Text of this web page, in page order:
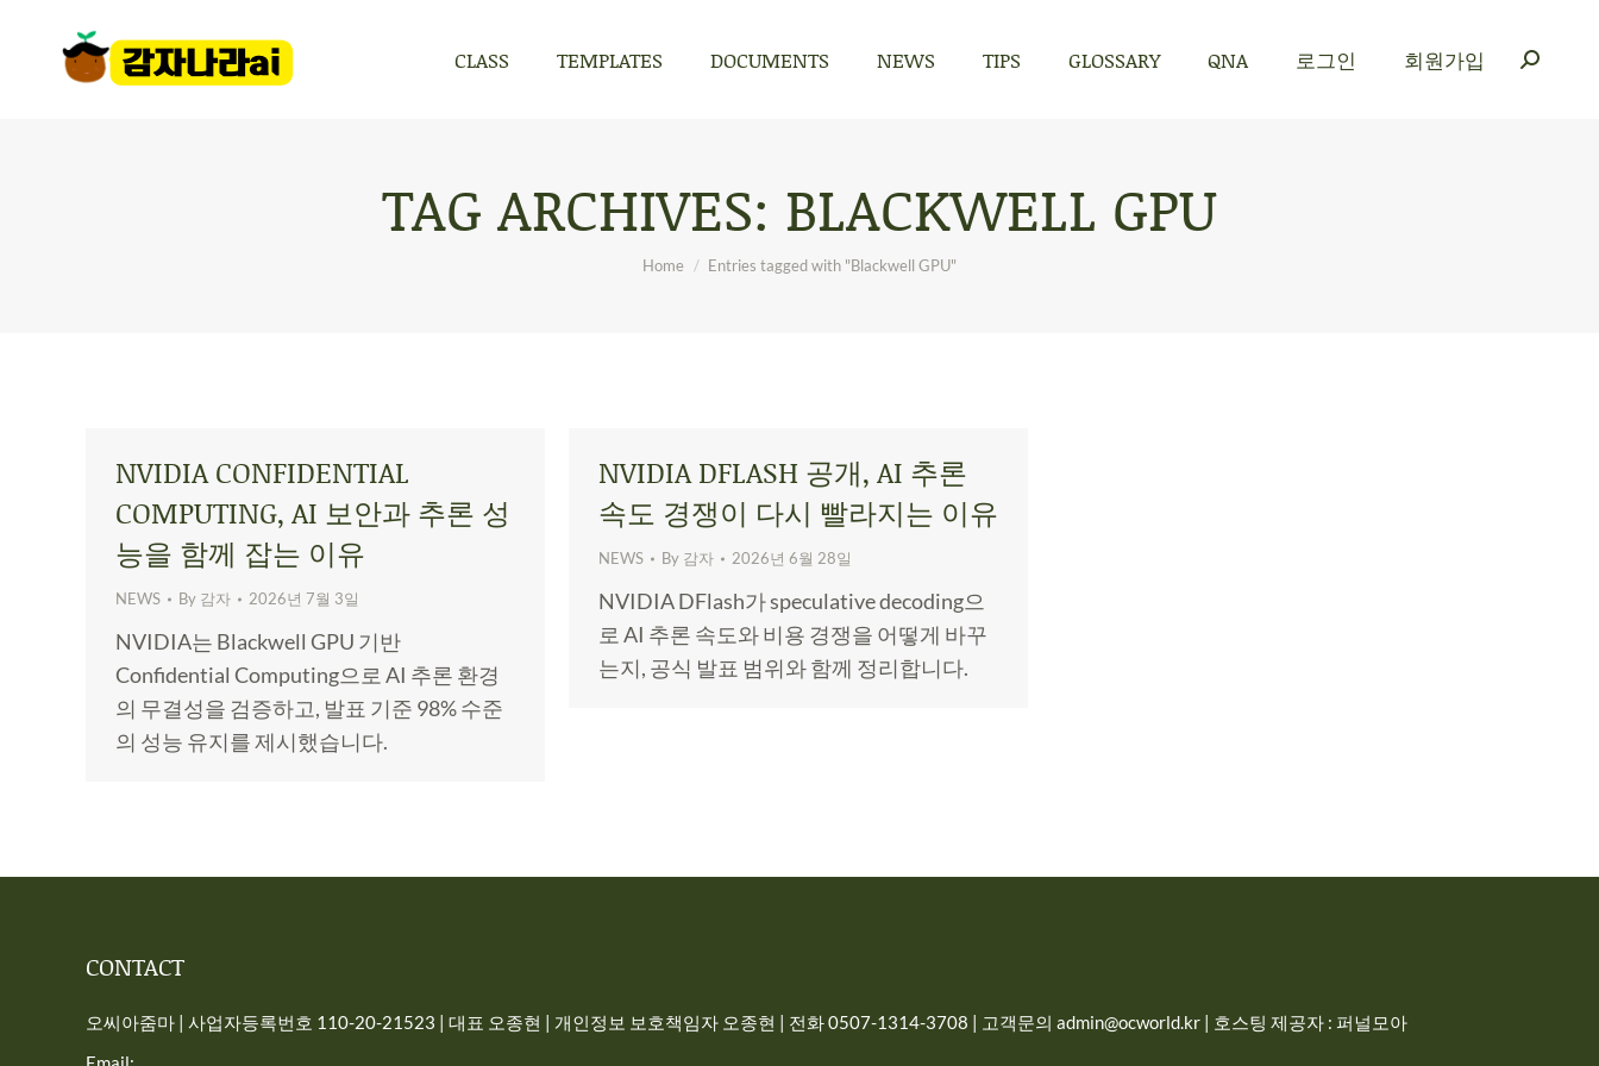
CLASS TEMPLATES DOCUMENTS NEWS TIPS GLOSSARY QNA 로그인 회원가입
TAG ARCHIVES: BLACKWELL GPU
You are here:
Home Entries tagged with "Blackwell GPU"
NVIDIA CONFIDENTIAL
COMPUTING, AI 보안과 추론 성
능을 함께 잡는 이유
NEWS By 감자 2026년 7월 3일
NVIDIA는 Blackwell GPU 기반
Confidential Computing으로 AI 추론 환경
의 무결성을 검증하고, 발표 기준 98% 수준
의 성능 유지를 제시했습니다.
NVIDIA DFLASH 공개, AI 추론
속도 경쟁이 다시 빨라지는 이유
NEWS By 감자 2026년 6월 28일
NVIDIA DFlash가 speculative decoding으
로 AI 추론 속도와 비용 경쟁을 어떻게 바꾸
는지, 공식 발표 범위와 함께 정리합니다.
CONTACT
오씨아줌마 | 사업자등록번호 110-20-21523 | 대표 오종현 | 개인정보 보호책임자 오종현 | 전화 0507-1314-3708 | 고객문의 admin@ocworld.kr | 호스팅 제공자 : 퍼널모아
로그인 회원가입